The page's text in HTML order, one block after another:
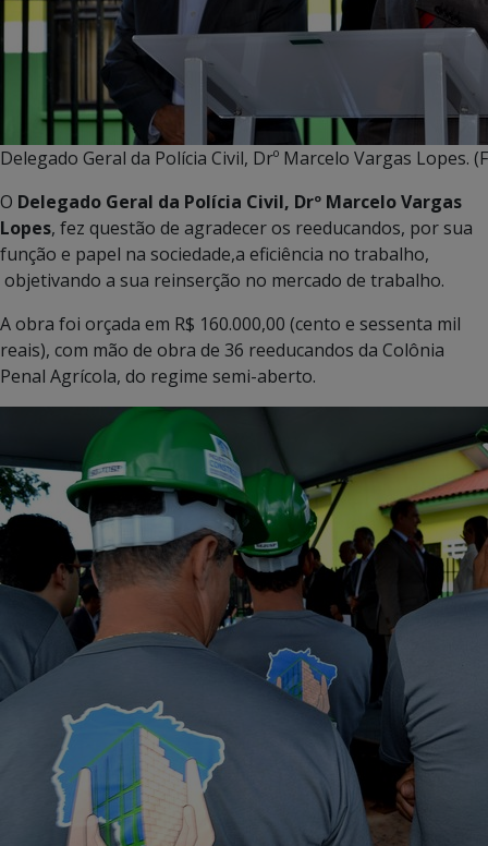
Delegado Geral da Polícia Civil, Drº Marcelo Vargas Lopes.
O Delegado Geral da Polícia Civil, Drº Marcelo Vargas
Lopes, fez questão de agradecer os reeducandos, por sua
função e papel na sociedade,a eficiência no trabalho,
objetivando a sua reinserção no mercado de trabalho.
A obra foi orçada em R$ 160.000,00 (cento e sessenta mil
reais), com mão de obra de 36 reeducandos da Colônia
Penal Agrícola, do regime semi-aberto.